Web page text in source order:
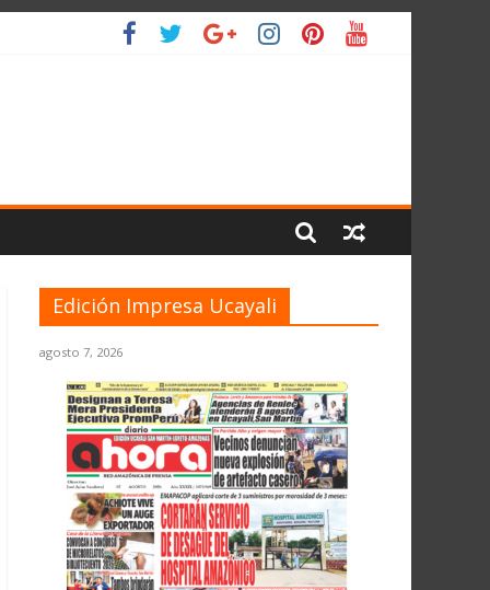
Edición Impresa Ucayali
agosto 7, 2026